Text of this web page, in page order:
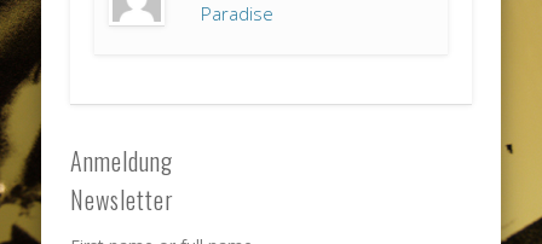
Paradise
Anmeldung
Newsletter